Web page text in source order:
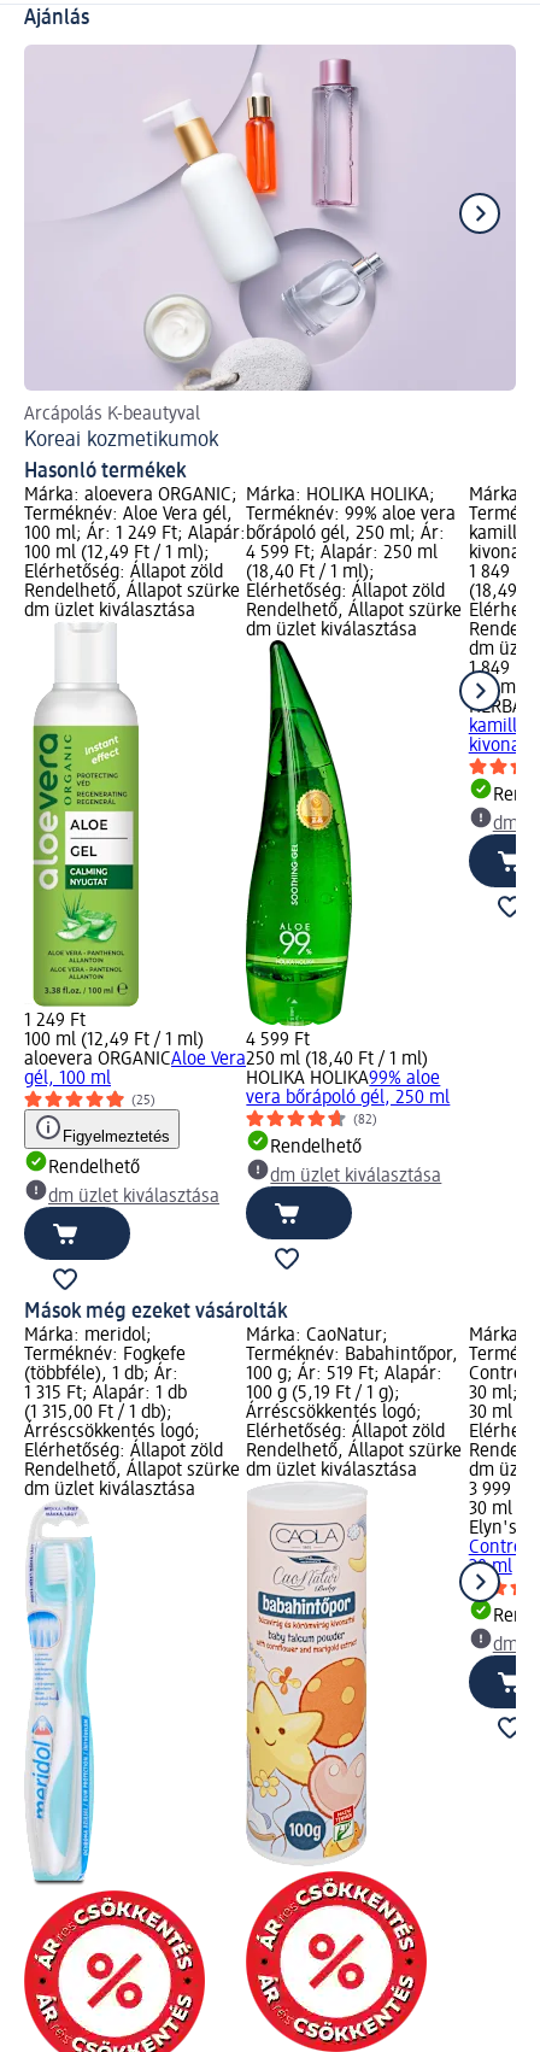
Ajánlás
Arcápolás K-beautyval
Koreai kozmetikumok
Hasonló termékek
Márka: aloevera ORGANIC;
Terméknév: Aloe Vera gél,
100 ml; Ár: 1 249 Ft; Alapár:
100 ml (12,49 Ft / 1 ml);
Elérhetőség: Állapot zöld
Rendelhető, Állapot szürke
dm üzlet kiválasztása
1 249 Ft
100 ml (12,49 Ft / 1 ml)
aloevera ORGANICAloe Vera
gél, 100 ml
(25)
Figyelmeztetés
Rendelhető
dm üzlet kiválasztása
Márka: HOLIKA HOLIKA;
Terméknév: 99% aloe vera
bőrápoló gél, 250 ml; Ár:
4 599 Ft; Alapár: 250 ml
(18,40 Ft / 1 ml);
Elérhetőség: Állapot zöld
Rendelhető, Állapot szürke
dm üzlet kiválasztása
4 599 Ft
250 ml (18,40 Ft / 1 ml)
HOLIKA HOLIKA99% aloe
vera bőrápoló gél, 250 ml
(82)
Rendelhető
dm üzlet kiválasztása
Márka:
kamilla
1 849
(18,49
dm
1 849 Ft
100 ml
kamilla
dm
Mások még ezeket vásárolták
Márka: meridol;
Terméknév: Fogkefe
(többféle), 1 db; Ár:
1 315 Ft; Alapár: 1 db
(1 315,00 Ft / 1 db);
Árréscsökkentés logó;
Elérhetőség: Állapot zöld
Rendelhető, Állapot szürke
dm üzlet kiválasztása
Márka: CaoNatur;
Terméknév: Babahintőpor,
100 g; Ár: 519 Ft; Alapár:
100 g (5,19 Ft / 1 g);
Árréscsökkentés logó;
Elérhetőség: Állapot zöld
Rendelhető, Állapot szürke
dm üzlet kiválasztása
Márka:
Control
30 ml;
30 ml
dm
3 999 Ft
30 ml
Elyn's
Control
30 ml
dm